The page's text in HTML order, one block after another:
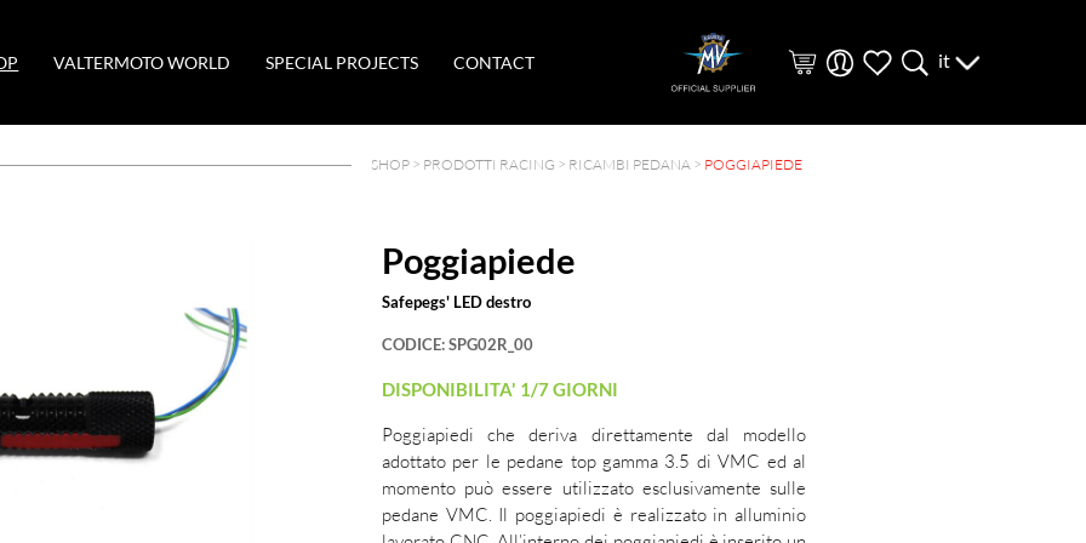
VALTERMOTO WORLD SPECIAL PROJECTS CONTACT it
SHOP > PRODOTTI RACING > RICAMBI PEDANA > POGGIAPIEDE
Poggiapiede
Safepegs' LED destro
CODICE:SPG02R_00
DISPONIBILITA' 1/7 GIORNI
Poggiapiedi che deriva direttamente dal modello
adottato per le pedane top gamma 3.5 di VMC ed al
momento può essere utilizzato esclusivamente sulle
pedane VMC. Il poggiapiedi è realizzato in alluminio